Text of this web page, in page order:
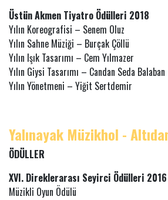
Üstün Akmen Tiyatro Ödülleri 2018
Yılın Koreografisi – Senem Oluz
Yılın Sahne Müziği – Burçak Çöllü
Yılın Işık Tasarımı – Cem Yılmazer
Yılın Giysi Tasarımı – Candan Seda Balaban
Yılın Yönetmeni – Yiğit Sertdemir
Yalınayak Müzikhol -
ÖDÜLLER
XVI. Direklerarası Seyirci Ödülleri 2016
Müzikli Oyun Ödülü